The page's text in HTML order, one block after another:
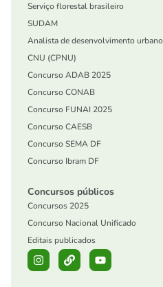
Serviço florestal brasileiro
SUDAM
Analista de desenvolvimento urbano
CNU (CPNU)
Concurso ADAB 2025
Concurso CONAB
Concurso FUNAI 2025
Concurso CAESB
Concurso SEMA DF
Concurso Ibram DF
Concursos públicos
Concursos 2025
Concurso Nacional Unificado
Editais publicados